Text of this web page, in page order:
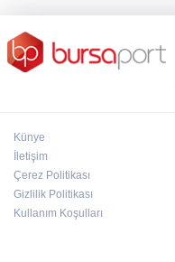
Künye
İletişim
Çerez Politikası
Gizlilik Politikası
Kullanım Koşulları